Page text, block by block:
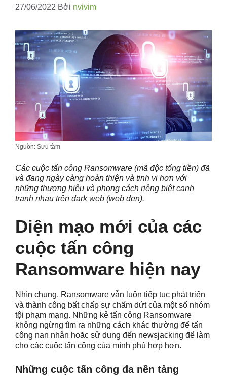
27/06/2022 Bởi nvivim
Nguồn: Sưu tầm
Các cuộc tấn công Ransomware (mã độc tống tiền) đã
và đang ngày càng hoàn thiện và tinh vi hơn với
những thương hiệu và phong cách riêng biệt cạnh
tranh nhau trên dark web (web đen).
Diện mạo mới của các
cuộc tấn công
Ransomware hiện nay
Nhìn chung, Ransomware vẫn luôn tiếp tục phát triển
và thành công bất chấp sự chấm dứt của một số nhóm
tội phạm mạng. Những kẻ tấn công Ransomware
không ngừng tìm ra những cách khác thường để tấn
công nạn nhân hoặc sử dụng đến newsjacking để làm
cho các cuộc tấn công của mình phù hợp hơn.
Những cuộc tấn công đa nền tảng